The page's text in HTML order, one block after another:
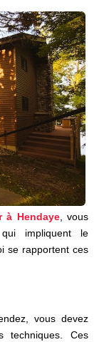
à Hendaye, vous
impliquent le
se rapportent ces
vous devez
techniques. Ces